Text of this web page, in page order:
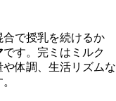
で授乳を続けるか
です。完ミはミルク
や体調、生活リズムな